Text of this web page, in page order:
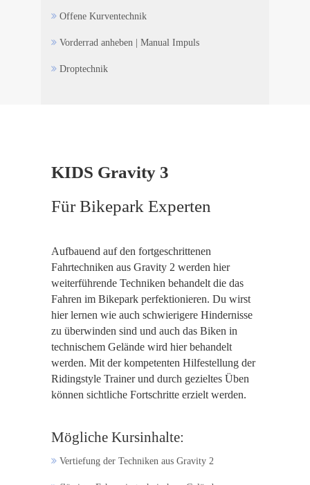
Offene Kurventechnik
Vorderrad anheben | Manual Impuls
Droptechnik
KIDS Gravity 3
Für Bikepark Experten
Aufbauend auf den fortgeschrittenen
Fahrtechniken aus Gravity 2 werden hier
weiterführende Techniken behandelt die das
Fahren im Bikepark perfektionieren. Du wirst
hier lernen wie auch schwierigere Hindernisse
zu überwinden sind und auch das Biken in
technischem Gelände wird hier behandelt
werden. Mit der kompetenten Hilfestellung der
Ridingstyle Trainer und durch gezieltes Üben
können sichtliche Fortschritte erzielt werden.
Mögliche Kursinhalte:
Vertiefung der Techniken aus Gravity 2